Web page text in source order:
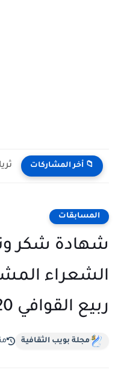
📁 أخر المشاركات
المسابقات
شهادة شكر
الشعراء
ربيع القوافي 2020
مجلة بويب الثقافية منذ